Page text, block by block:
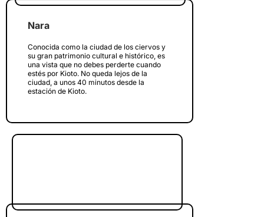
Nara
Conocida como la ciudad de los ciervos y
su gran patrimonio cultural e histórico, es
una vista que no debes perderte cuando
estés por Kioto. No queda lejos de la
ciudad, a unos 40 minutos desde la
estación de Kioto.